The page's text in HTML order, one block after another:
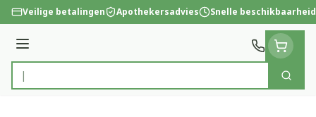
Ga naar de inhoud
Veilige betalingen Apothekersadvies Snelle beschikbaarheid
Menu
Product, merk, categorie...
Zoek